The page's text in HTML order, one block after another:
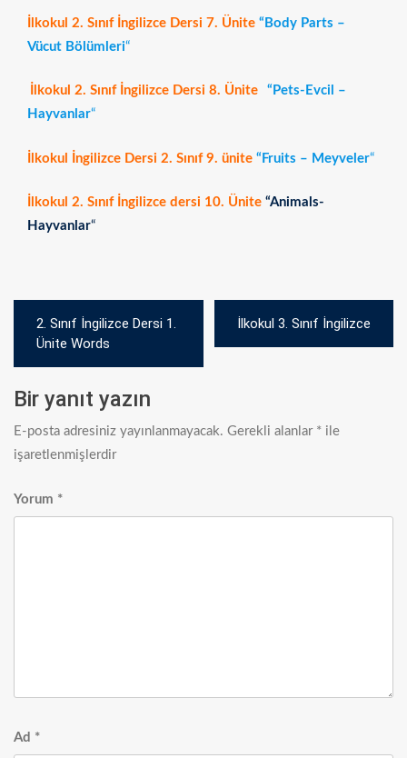
İlkokul 2. Sınıf İngilizce Dersi 7. Ünite “Body Parts –
Vücut Bölümleri“
İlkokul 2. Sınıf İngilizce Dersi 8. Ünite
“Pets-Evcil –
Hayvanlar“
İlkokul İngilizce Dersi 2. Sınıf 9. ünite “Fruits – Meyveler“
İlkokul 2. Sınıf İngilizce dersi 10. Ünite “Animals-
Hayvanlar“
Yazı
gezinmesi
2. Sınıf İngilizce Dersi 1.
Ünite Words
İlkokul 3. Sınıf İngilizce
Bir yanıt yazın
E-posta adresiniz yayınlanmayacak. Gerekli alanlar * ile
işaretlenmişlerdir
Yorum *
Ad *